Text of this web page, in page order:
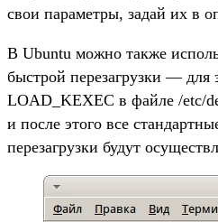
свои параметры, задай их в
В Ubuntu можно также
быстрой перезагрузки — для
LOAD_KEXEC в файле /etc/
и после этого все
перезагрузки будут